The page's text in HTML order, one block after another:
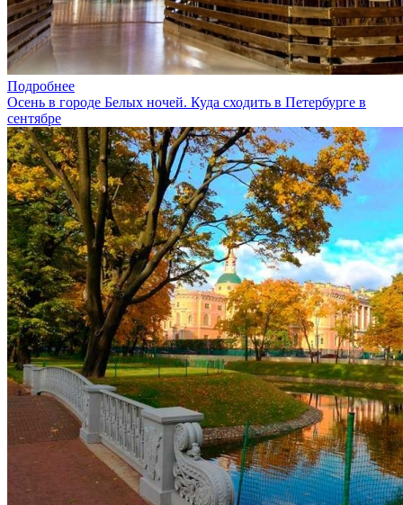
Подробнее
Осень в городе Белых ночей. Куда сходить в Петербурге в
сентябре